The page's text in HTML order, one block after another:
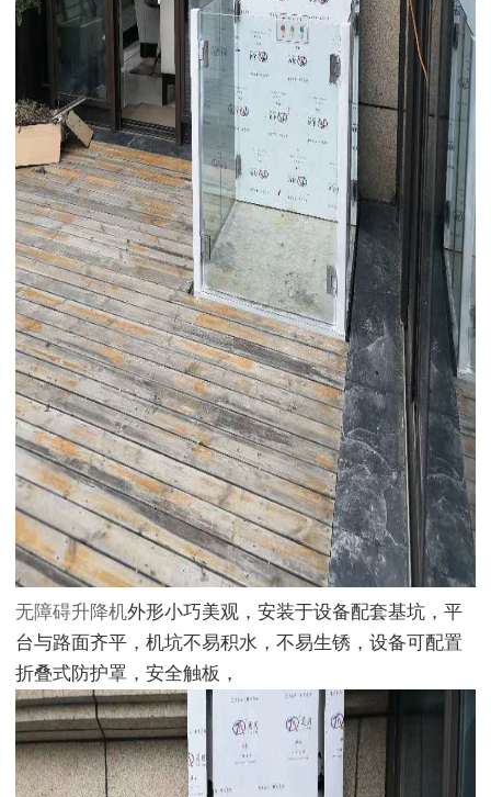
无障碍升降机外形小巧美观，安装于设备配套基坑，平
台与路面齐平，机坑不易积水，不易生锈，设备可配置
折叠式防护罩，安全触板，